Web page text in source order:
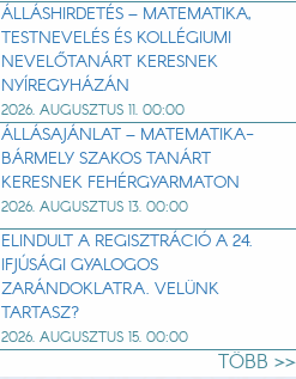
ÁLLÁSHIRDETÉS – MATEMATIKA,
TESTNEVELÉS ÉS KOLLÉGIUMI
NEVELŐTANÁRT KERESNEK
NYÍREGYHÁZÁN
2026. AUGUSZTUS 11. 00:00
ÁLLÁSAJÁNLAT – MATEMATIKA-
BÁRMELY SZAKOS TANÁRT
KERESNEK FEHÉRGYARMATON
2026. AUGUSZTUS 13. 00:00
ELINDULT A REGISZTRÁCIÓ A 24.
IFJÚSÁGI GYALOGOS
ZARÁNDOKLATRA. VELÜNK
TARTASZ?
2026. AUGUSZTUS 15. 00:00
TÖBB >>